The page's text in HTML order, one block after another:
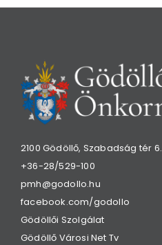
2100 Gödöllő, Szabadság tér 6.
+36-28/529-100
pmh@godollo.hu
facebook.com/godollo
Gödöllői Szolgálat
Gödöllő Városi Net Tv